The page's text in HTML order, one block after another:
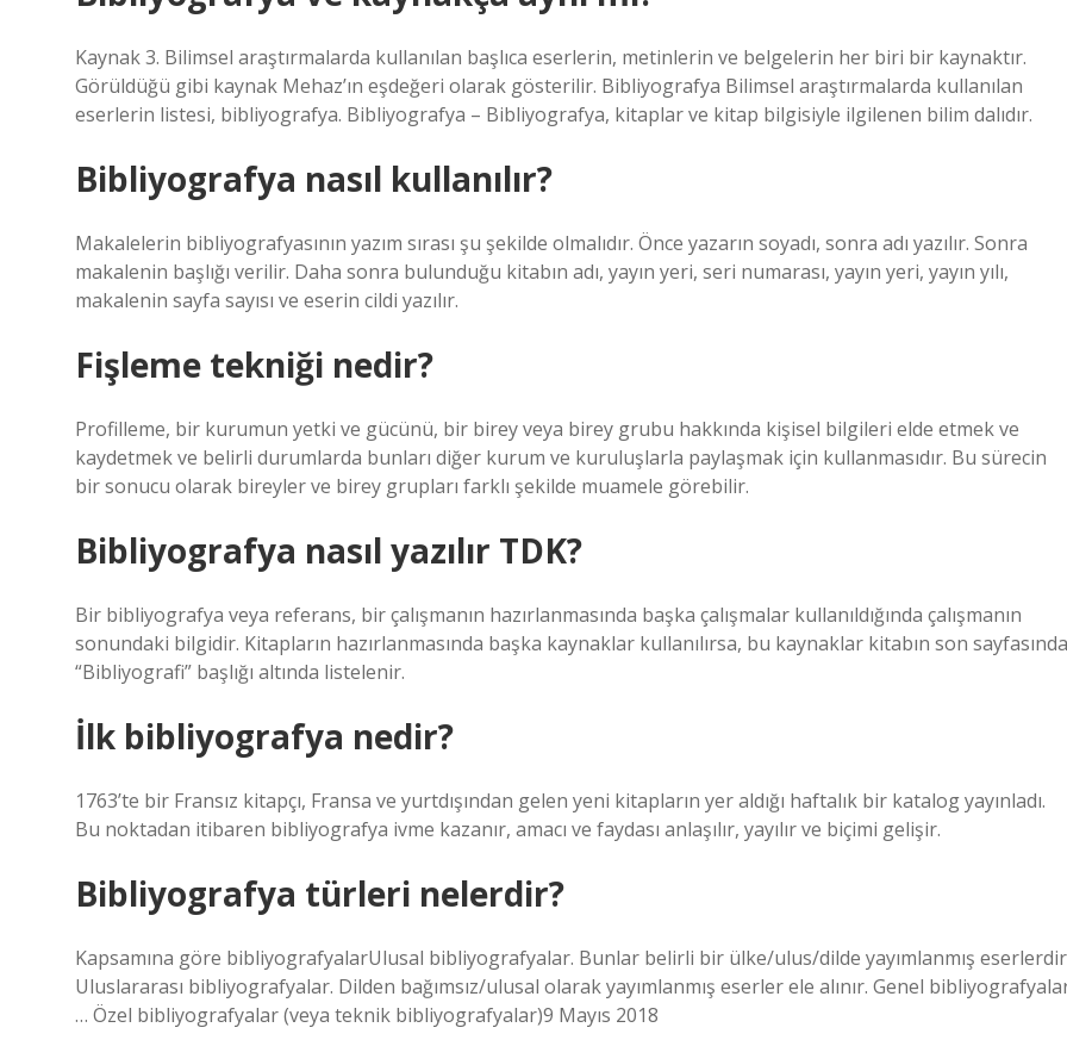
Kaynak 3. Bilimsel araştırmalarda kullanılan başlıca eserlerin, metinlerin ve belgelerin her biri bir kaynaktır.
Görüldüğü gibi kaynak Mehaz’ın eşdeğeri olarak gösterilir. Bibliyografya Bilimsel araştırmalarda kullanılan
eserlerin listesi, bibliyografya. Bibliyografya – Bibliyografya, kitaplar ve kitap bilgisiyle ilgilenen bilim dalıdır.
Bibliyografya nasıl kullanılır?
Makalelerin bibliyografyasının yazım sırası şu şekilde olmalıdır. Önce yazarın soyadı, sonra adı yazılır. Sonra
makalenin başlığı verilir. Daha sonra bulunduğu kitabın adı, yayın yeri, seri numarası, yayın yeri, yayın yılı,
makalenin sayfa sayısı ve eserin cildi yazılır.
Fişleme tekniği nedir?
Profilleme, bir kurumun yetki ve gücünü, bir birey veya birey grubu hakkında kişisel bilgileri elde etmek ve
kaydetmek ve belirli durumlarda bunları diğer kurum ve kuruluşlarla paylaşmak için kullanmasıdır. Bu sürecin
bir sonucu olarak bireyler ve birey grupları farklı şekilde muamele görebilir.
Bibliyografya nasıl yazılır TDK?
Bir bibliyografya veya referans, bir çalışmanın hazırlanmasında başka çalışmalar kullanıldığında çalışmanın
sonundaki bilgidir. Kitapların hazırlanmasında başka kaynaklar kullanılırsa, bu kaynaklar kitabın son sayfasında
“Bibliyografi” başlığı altında listelenir.
İlk bibliyografya nedir?
1763’te bir Fransız kitapçı, Fransa ve yurtdışından gelen yeni kitapların yer aldığı haftalık bir katalog yayınladı.
Bu noktadan itibaren bibliyografya ivme kazanır, amacı ve faydası anlaşılır, yayılır ve biçimi gelişir.
Bibliyografya türleri nelerdir?
Kapsamına göre bibliyografyalarUlusal bibliyografyalar. Bunlar belirli bir ülke/ulus/dilde yayımlanmış
Uluslararası bibliyografyalar. Dilden bağımsız/ulusal olarak yayımlanmış eserler ele alınır. Genel
… Özel bibliyografyalar (veya teknik bibliyografyalar)9 Mayıs 2018